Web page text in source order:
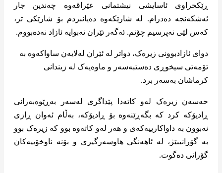
ڕێکخراوی ئاسایشی نیشتمانی عێراقەوە چەندین جار
ئەشکەنجە دەدرام. لە شارێکەوە دەیانبردم بۆ شارێکی تر،
کەس لێی نەپرسیم چۆنم. ئەگەر ئێران نەبوایە ئازاد نەدەبووم.
دوای ئازادبوونی زیرەک، دواتر لە ئێران لەلایەن ساواکەوە بە
تۆمەتی سیخوڕی دەستبەسەر و ماوەیەک لە زیندانی
کرماشان بەسەر برد.
حەسەن زیرەک لەو کاتەدا پێداگری لەسەر بەڕێوەبەرانی
ڕادیۆکە کرد کە بگەڕێنەوە بۆ ڕادیۆکە، بەڵام ئەوان ڕازی
نەبوون بە داواکارییەکەی و هەر لەو کاتەوە بوو کە زیرەک بوو
بە گۆرانیبێژ، لە ئاهەنگی هاوسەرگیری و بۆنە ناوخۆییەکان
گۆرانی دەگوت.